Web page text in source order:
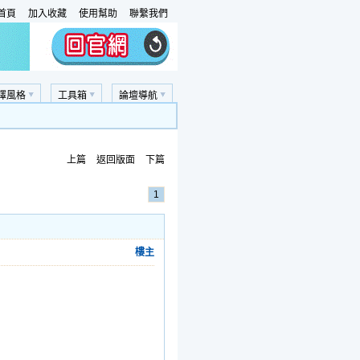
頁 加入收藏 使用幫助 聯繫我們
論壇導航
工具箱
風格
上篇 返回版面 下篇
1
樓主